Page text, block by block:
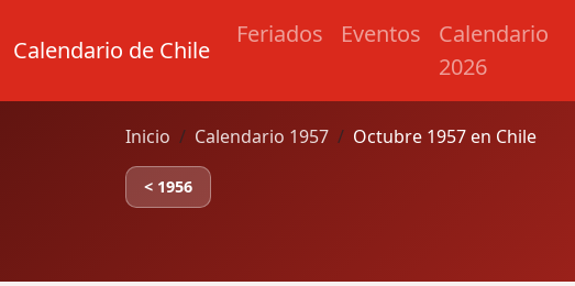
Calendario de Chile
Feriados Eventos
Calendario
2026
Inicio Calendario 1957 Octubre 1957 en Chile
< 1956